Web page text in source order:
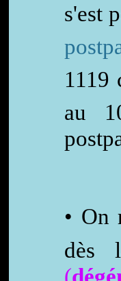
s'est
1119
au
• On
dès
(